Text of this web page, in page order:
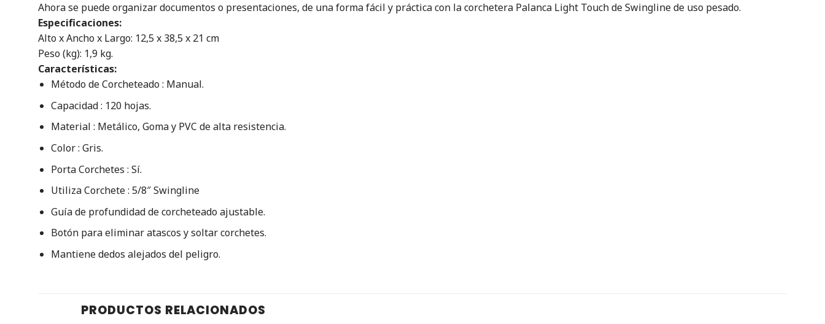
Ahora se puede organizar documentos o presentaciones, de una forma fácil y práctica con la corchetera Palanca Light Touch de Swingline de uso pesado.
Especificaciones:
Alto x Ancho x Largo: 12,5 x 38,5 x 21 cm
Peso (kg): 1,9 kg.
Características:
Método de Corcheteado : Manual.
Capacidad : 120 hojas.
Material : Metálico, Goma y PVC de alta resistencia.
Color : Gris.
Porta Corchetes : Sí.
Utiliza Corchete : 5/8″ Swingline
Guía de profundidad de corcheteado ajustable.
Botón para eliminar atascos y soltar corchetes.
Mantiene dedos alejados del peligro.
PRODUCTOS RELACIONADOS